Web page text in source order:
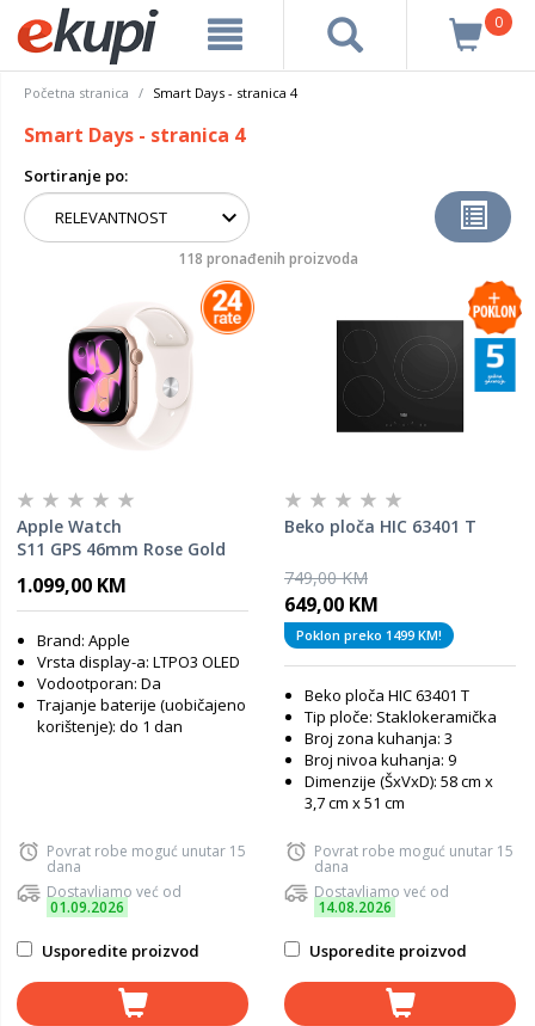
0
Početna stranica Smart Days - stranica 4
Smart Days - stranica 4
Sortiranje po:
118 pronađenih proizvoda
Apple Watch
S11 GPS 46mm Rose Gold
Blush Sport Band - S/M
1.099,00 KM
Brand: Apple
Vrsta display-a: LTPO3 OLED
Vodootporan: Da
Trajanje baterije (uobičajeno
korištenje): do 1 dan
Povrat robe moguć unutar 15
dana
Dostavljamo već od
01.09.2026
Usporedite proizvod
Beko ploča HIC 63401 T
749,00 KM
649,00 KM
Poklon preko 1499 KM!
Beko ploča HIC 63401 T
Tip ploče: Staklokeramička
Broj zona kuhanja: 3
Broj nivoa kuhanja: 9
Dimenzije (ŠxVxD): 58 cm x
3,7 cm x 51 cm
Povrat robe moguć unutar 15
dana
Dostavljamo već od
14.08.2026
Usporedite proizvod